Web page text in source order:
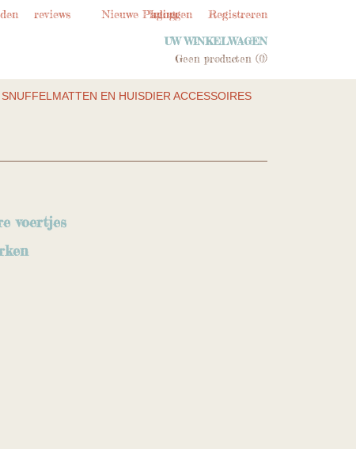
reviews Nieuwe Pagina
Inloggen Registreren
UW WINKELWAGEN
Geen producten (0)
EN HUISDIER ACCESSOIRES
voertjes